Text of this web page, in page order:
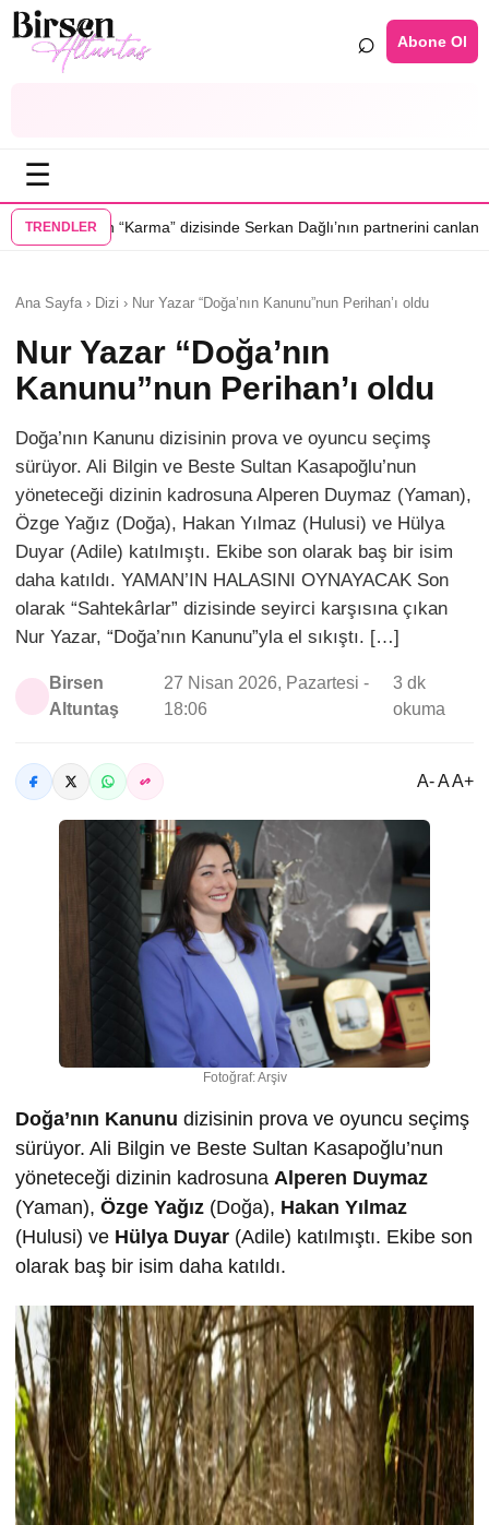
⌕ Abone Ol
☰
TRENDLER
dizisinde Serkan Dağlı’nın partnerini canlandıracak •Daha 17’ye Emir
Ana Sayfa › Dizi › Nur Yazar “Doğa’nın Kanunu”nun Perihan’ı oldu
Nur Yazar “Doğa’nın
Kanunu”nun Perihan’ı oldu
Doğa’nın Kanunu dizisinin prova ve oyuncu seçimş
sürüyor. Ali Bilgin ve Beste Sultan Kasapoğlu’nun
yöneteceği dizinin kadrosuna Alperen Duymaz (Yaman),
Özge Yağız (Doğa), Hakan Yılmaz (Hulusi) ve Hülya
Duyar (Adile) katılmıştı. Ekibe son olarak baş bir isim
daha katıldı. YAMAN’IN HALASINI OYNAYACAK Son
olarak “Sahtekârlar” dizisinde seyirci karşısına çıkan
Nur Yazar, “Doğa’nın Kanunu”yla el sıkıştı. […]
Birsen
Altuntaş
27 Nisan 2026, Pazartesi -
18:06
3 dk
okuma
A- A A+
Fotoğraf: Arşiv
Doğa’nın Kanunu dizisinin prova ve oyuncu seçimş
sürüyor. Ali Bilgin ve Beste Sultan Kasapoğlu’nun
yöneteceği dizinin kadrosuna Alperen Duymaz
(Yaman), Özge Yağız (Doğa), Hakan Yılmaz
(Hulusi) ve Hülya Duyar (Adile) katılmıştı. Ekibe son
olarak baş bir isim daha katıldı.